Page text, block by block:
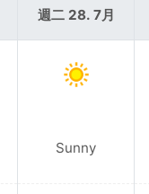
週二 28. 7月
Sunny